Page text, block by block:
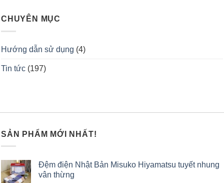
CHUYÊN MỤC
Hướng dẫn sử dụng (4)
Tin tức (197)
SẢN PHẨM MỚI NHẤT!
Đệm điện Nhật Bản Misuko Hiyamatsu tuyết nhung
vân thừng